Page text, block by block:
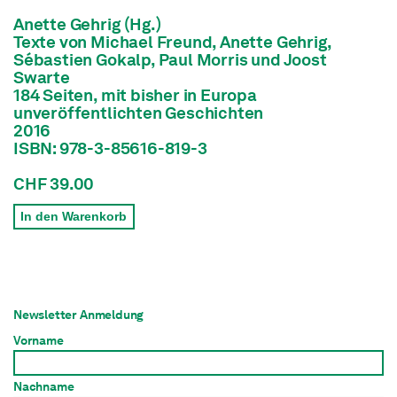
Anette Gehrig (Hg.)
Texte von Michael Freund, Anette Gehrig,
Sébastien Gokalp, Paul Morris und Joost
Swarte
184 Seiten, mit bisher in Europa
unveröffentlichten Geschichten
2016
ISBN: 978-3-85616-819-3
CHF 39.00
In den Warenkorb
Newsletter Anmeldung
Vorname
Nachname